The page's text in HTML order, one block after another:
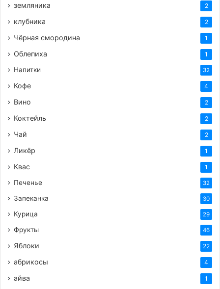
земляника 2
клубника 2
Чёрная смородина 1
Облепиха 1
Напитки 32
Кофе 4
Вино 2
Коктейль 2
Чай 2
Ликёр 1
Квас 1
Печенье 32
Запеканка 30
Курица 29
Фрукты 46
Яблоки 22
абрикосы 4
айва 1